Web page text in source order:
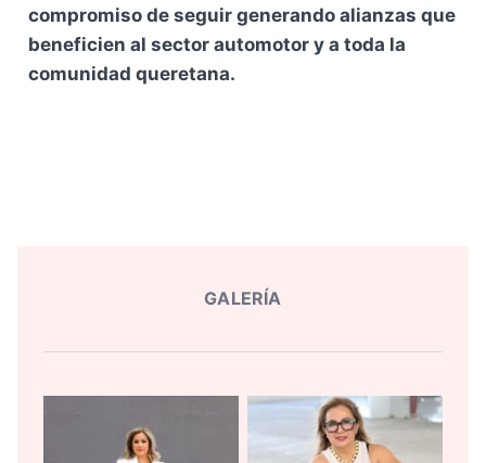
compromiso de seguir generando alianzas que
beneficien al sector automotor y a toda la
comunidad queretana.
GALERÍA